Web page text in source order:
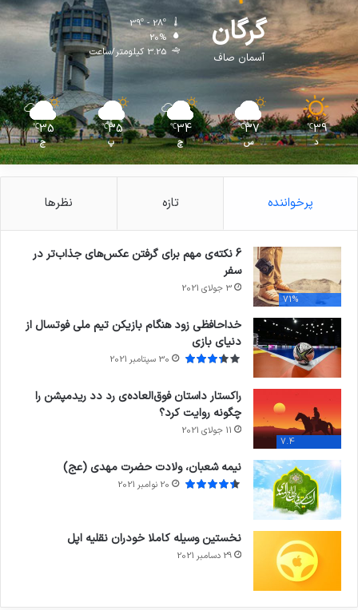
گرگان
آسمان صاف
39º - 28º
20%
3.25 کیلومتر/ساعت
39
℃
د
37
℃
س
34
℃
چ
35
℃
پ
35
℃
ج
پرخواننده تازه نظرها
71%
6 نکته‌ی مهم برای گرفتن عکس‌های جذاب‌تر در
سفر
3 جولای 2021
خداحافظی زود هنگام بازیکن تیم ملی فوتسال از
دنیای بازی
30 سپتامبر 2021
7.4
راکستار داستان فوق‌العاده‌ی رد دد ریدمپشن را
چگونه روایت کرد؟
11 جولای 2021
نیمه شعبان، ولادت حضرت مهدی (عج)
20 نوامبر 2021
نخستین وسیله کاملا خودران نقلیه اپل
29 دسامبر 2021